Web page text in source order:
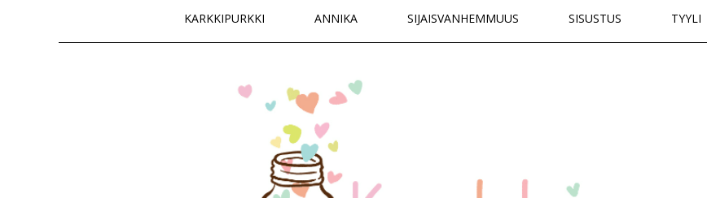
KARKKIPURKKI ANNIKA SIJAISVANHEMMUUS SISUSTUS TYYLI